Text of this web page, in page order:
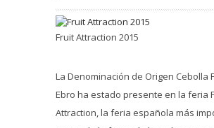
Fruit Attraction 2015
La Denominación de Origen Cebolla
Ebro ha estado presente en la feria
Attraction, la feria española más